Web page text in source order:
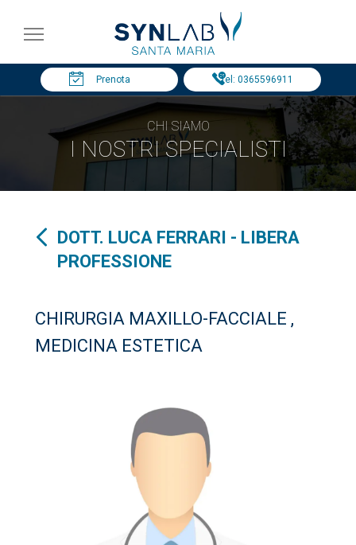
Prenota Tel: 0365596911
CHI SIAMO
I NOSTRI SPECIALISTI
DOTT. LUCA FERRARI - LIBERA
PROFESSIONE
CHIRURGIA MAXILLO-FACCIALE ,
MEDICINA ESTETICA